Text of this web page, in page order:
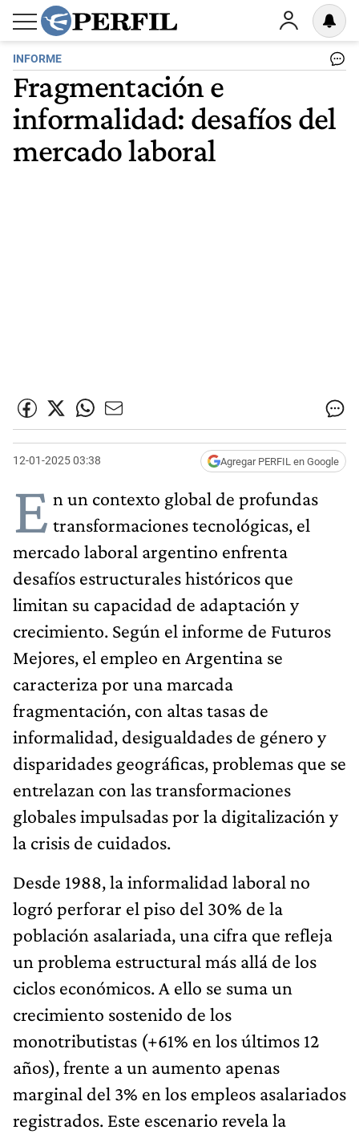
INFORME
Fragmentación e
informalidad: desafíos del
mercado laboral
12-01-2025 03:38 Agregar PERFIL en Google
E n un contexto global de profundas
transformaciones tecnológicas, el
mercado laboral argentino enfrenta
desafíos estructurales históricos que
limitan su capacidad de adaptación y
crecimiento. Según el informe de Futuros
Mejores, el empleo en Argentina se
caracteriza por una marcada
fragmentación, con altas tasas de
informalidad, desigualdades de género y
disparidades geográficas, problemas que se
entrelazan con las transformaciones
globales impulsadas por la digitalización y
la crisis de cuidados.
Desde 1988, la informalidad laboral no
logró perforar el piso del 30% de la
población asalariada, una cifra que refleja
un problema estructural más allá de los
ciclos económicos. A ello se suma un
crecimiento sostenido de los
monotributistas (+61% en los últimos 12
años), frente a un aumento apenas
marginal del 3% en los empleos asalariados
registrados. Este escenario revela la